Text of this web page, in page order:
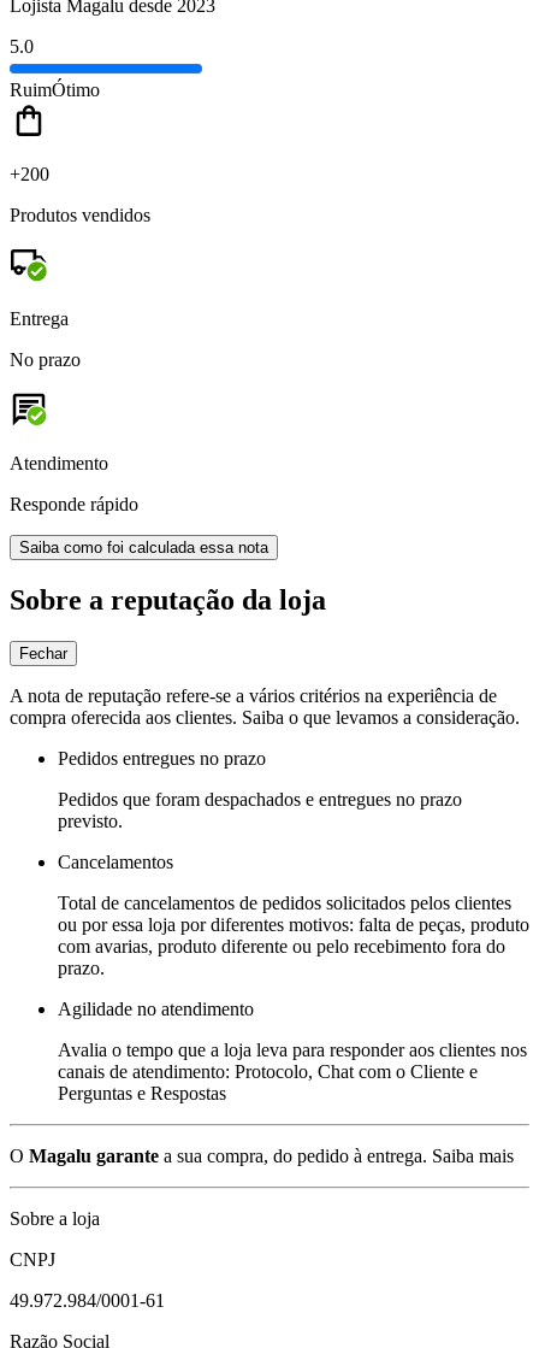
Lojista Magalu desde 2023
5.0
RuimÓtimo
+200
Produtos vendidos
Entrega
No prazo
Atendimento
Responde rápido
Saiba como foi calculada essa nota
Sobre a reputação da loja
Fechar
A nota de reputação refere-se a vários critérios na experiência de
compra oferecida aos clientes. Saiba o que levamos a consideração.
Pedidos entregues no prazo
Pedidos que foram despachados e entregues no prazo
previsto.
Cancelamentos
Total de cancelamentos de pedidos solicitados pelos clientes
ou por essa loja por diferentes motivos: falta de peças, produto
com avarias, produto diferente ou pelo recebimento fora do
prazo.
Agilidade no atendimento
Avalia o tempo que a loja leva para responder aos clientes nos
canais de atendimento: Protocolo, Chat com o Cliente e
Perguntas e Respostas
O Magalu garante a sua compra, do pedido à entrega. Saiba mais
Sobre a loja
CNPJ
49.972.984/0001-61
Razão Social